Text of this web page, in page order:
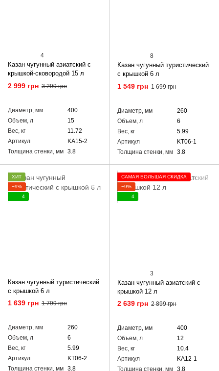
4
Казан чугунный азиатский с
крышкой-сковородой 15 л
2 999 грн 3 299 грн
Диаметр, мм
400
Объем, л
15
Вес, кг
11.72
Артикул
KA15-2
Толщина стенки, мм 3.8
8
Казан чугунный туристический
с крышкой 6 л
1 549 грн 1 699 грн
Диаметр, мм
260
Объем, л
6
Вес, кг
5.99
Артикул
KT06-1
Толщина стенки, мм 3.8
ХИТ
−9%
4
Казан чугунный туристический
с крышкой 6 л
1 639 грн 1 799 грн
Диаметр, мм
260
Объем, л
6
Вес, кг
5.99
Артикул
KT06-2
Толщина стенки, мм 3.8
САМАЯ БОЛЬШАЯ СКИДКА
−9%
4
3
Казан чугунный азиатский с
крышкой 12 л
2 639 грн 2 899 грн
Диаметр, мм
400
Объем, л
12
Вес, кг
10.4
Артикул
KA12-1
Толщина стенки, мм 3.8